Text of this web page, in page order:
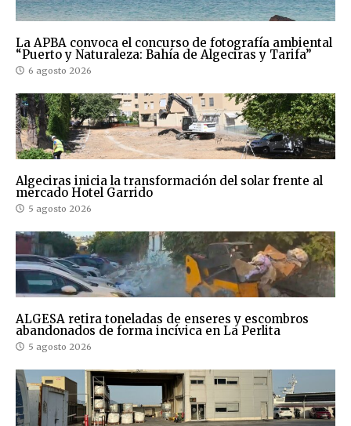
La APBA convoca el concurso de fotografía ambiental
“Puerto y Naturaleza: Bahía de Algeciras y Tarifa”
6 agosto 2026
Algeciras inicia la transformación del solar frente al
mercado Hotel Garrido
5 agosto 2026
ALGESA retira toneladas de enseres y escombros
abandonados de forma incívica en La Perlita
5 agosto 2026